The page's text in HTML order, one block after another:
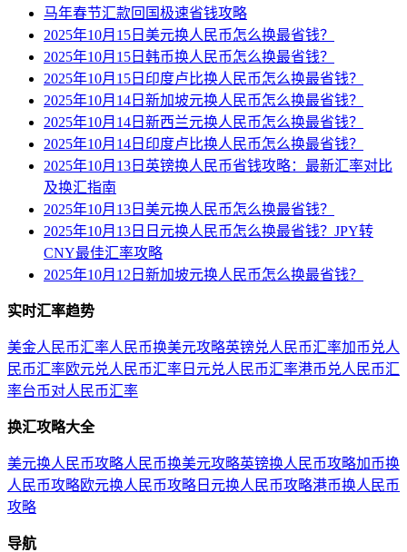
马年春节汇款回国极速省钱攻略
2025年10月15日美元换人民币怎么换最省钱？
2025年10月15日韩币换人民币怎么换最省钱？
2025年10月15日印度卢比换人民币怎么换最省钱？
2025年10月14日新加坡元换人民币怎么换最省钱？
2025年10月14日新西兰元换人民币怎么换最省钱？
2025年10月14日印度卢比换人民币怎么换最省钱？
2025年10月13日英镑换人民币省钱攻略：最新汇率对比
及换汇指南
2025年10月13日美元换人民币怎么换最省钱？
2025年10月13日日元换人民币怎么换最省钱？JPY转
CNY最佳汇率攻略
2025年10月12日新加坡元换人民币怎么换最省钱？
实时汇率趋势
美金人民币汇率人民币换美元攻略英镑兑人民币汇率加币兑人
民币汇率欧元兑人民币汇率 日元兑人民币汇率港币兑人民币汇
率台币对人民币汇率
换汇攻略大全
美元换人民币攻略人民币换美元攻略英镑换人民币攻略加币换
人民币攻略欧元换人民币攻略 日元换人民币攻略港币换人民币
攻略
导航